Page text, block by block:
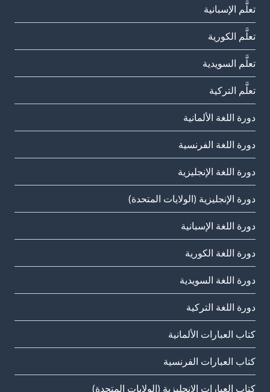
تعلَّم الإسبانية
تعلَّم الكورية
تعلَّم السويدية
تعلَّم التركية
دورة اللغة الألمانية
دورة اللغة الفرنسية
دورة اللغة الإنجليزية
دورة الإنجليزية (الولايات المتحدة)
دورة اللغة الإسبانية
دورة اللغة الكورية
دورة اللغة السويدية
دورة اللغة التركية
كتاب العبارات الألمانية
كتاب العبارات الفرنسية
كتاب العبارات الإنجليزية (الولايات المتحدة)